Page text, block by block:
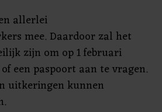
allerlei
mee. Daardoor zal het
zijn om op 1 februari
een paspoort aan te vragen.
uitkeringen kunnen